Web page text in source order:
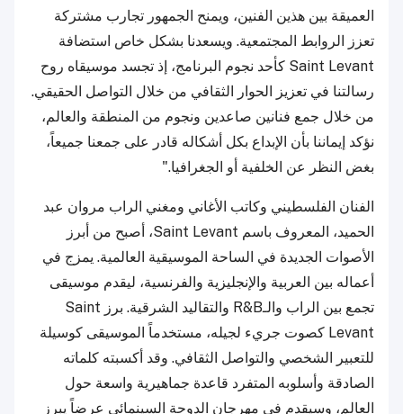
العميقة بين هذين الفنين، ويمنح الجمهور تجارب مشتركة
تعزز الروابط المجتمعية. ويسعدنا بشكل خاص استضافة
Saint Levant كأحد نجوم البرنامج، إذ تجسد موسيقاه روح
رسالتنا في تعزيز الحوار الثقافي من خلال التواصل الحقيقي.
من خلال جمع فنانين صاعدين ونجوم من المنطقة والعالم،
نؤكد إيماننا بأن الإبداع بكل أشكاله قادر على جمعنا جميعاً،
بغض النظر عن الخلفية أو الجغرافيا."
الفنان الفلسطيني وكاتب الأغاني ومغني الراب مروان عبد
الحميد، المعروف باسم Saint Levant، أصبح من أبرز
الأصوات الجديدة في الساحة الموسيقية العالمية. يمزج في
أعماله بين العربية والإنجليزية والفرنسية، ليقدم موسيقى
تجمع بين الراب والـR&B والتقاليد الشرقية. برز Saint
Levant كصوت جريء لجيله، مستخدماً الموسيقى كوسيلة
للتعبير الشخصي والتواصل الثقافي. وقد أكسبته كلماته
الصادقة وأسلوبه المتفرد قاعدة جماهيرية واسعة حول
العالم، وسيقدم في مهرجان الدوحة السينمائي عرضاً يبرز